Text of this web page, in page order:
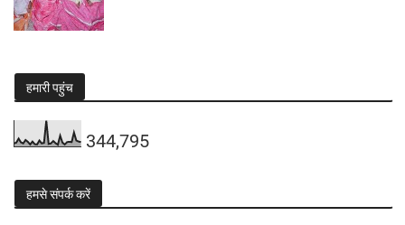
हमारी पहुंच
344,795
हमसे संपर्क करें